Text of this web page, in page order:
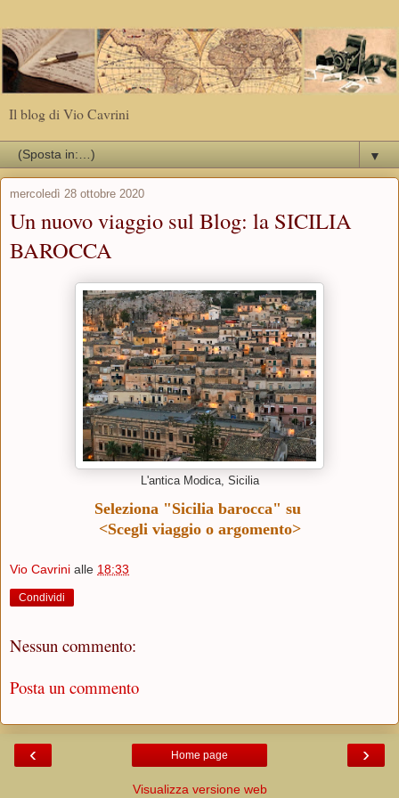
Il blog di Vio Cavrini
▼
mercoledì 28 ottobre 2020
Un nuovo viaggio sul Blog: la SICILIA
BAROCCA
L'antica Modica, Sicilia
Seleziona "Sicilia barocca" su
<Scegli viaggio o argomento>
Vio Cavrini alle 18:33
Condividi
Nessun commento:
Posta un commento
‹ ›
Home page
Visualizza versione web